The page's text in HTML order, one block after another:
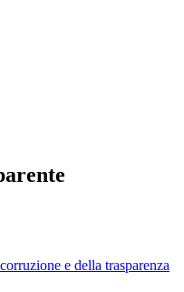
e della trasparenza